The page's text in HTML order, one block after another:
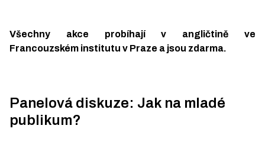
Všechny akce probíhají v angličtině ve
Francouzském institutu v Praze a jsou zdarma.
Panelová diskuze: Jak na mladé
publikum?